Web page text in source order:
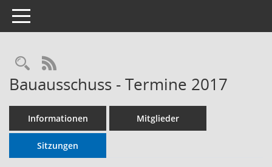
Toggle navigation
RSS-Feed
Bauausschuss - Termine 2017
Informationen Mitglieder
Sitzungen